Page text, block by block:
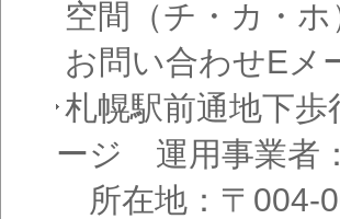
空間（チ・カ・
お問い合わせEメ
札幌駅前通地下
ージ 運用事業者
所在地：〒004-